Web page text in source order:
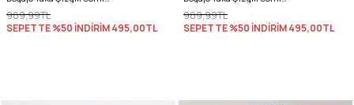
989,99TL
SEPETTE %50 İNDİRİM495,00TL
989,99TL
SEPETTE %50 İNDİRİM495,00TL